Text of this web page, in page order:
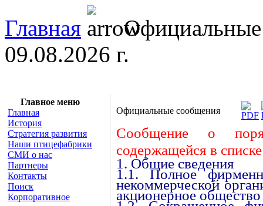
Главная
09.08.2026 г.
Главное меню
Главная
История
Стратегия развития
Наши птицефабрики
СМИ о нас
Партнеры
Контакты
Поиск
Корпоративное
Официальные сообщения
Сообщение о
содержащейся в
1. Общие сведения
1.1. Полное
некоммерческой
акционерное